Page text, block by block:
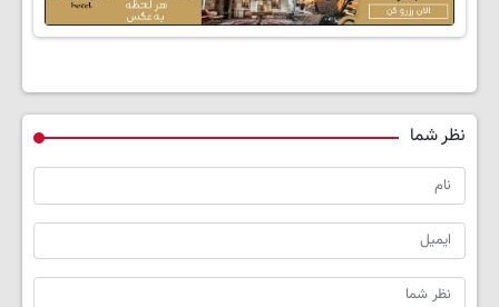
نظر شما